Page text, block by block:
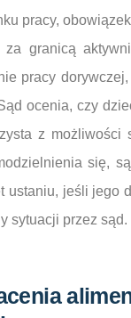
pracy,
granicą
pracy
ocenia, czy
z
się,
ustaniu, jeśli jego
sytuacji przez sąd.